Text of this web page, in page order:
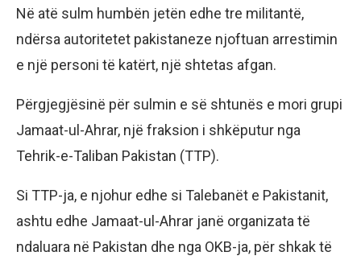
Në atë sulm humbën jetën edhe tre militantë,
ndërsa autoritetet pakistaneze njoftuan arrestimin
e një personi të katërt, një shtetas afgan.
Përgjegjësinë për sulmin e së shtunës e mori grupi
Jamaat-ul-Ahrar, një fraksion i shkëputur nga
Tehrik-e-Taliban Pakistan (TTP).
Si TTP-ja, e njohur edhe si Talebanët e Pakistanit,
ashtu edhe Jamaat-ul-Ahrar janë organizata të
ndaluara në Pakistan dhe nga OKB-ja, për shkak të